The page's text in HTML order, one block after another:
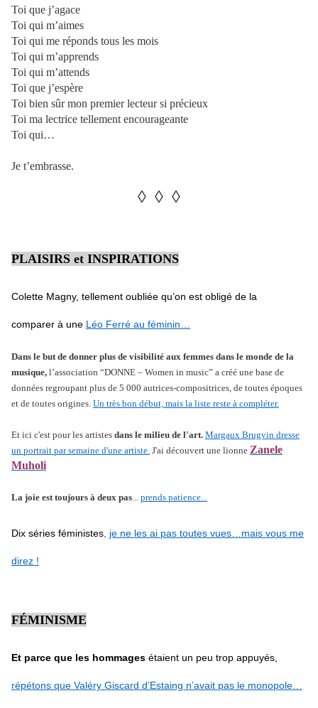
Toi que j’agace
Toi qui m’aimes
Toi qui me réponds tous les mois
Toi qui m’apprends
Toi qui m’attends
Toi que j’espère
Toi bien sûr mon premier lecteur si précieux
Toi ma lectrice tellement encourageante
Toi qui…
Je t’embrasse.
◊ ◊ ◊
PLAISIRS et INSPIRATIONS
Colette Magny, tellement oubliée qu’on est obligé de la
comparer à une Léo Ferré au féminin…
Dans le but de donner plus de visibilité aux femmes dans le monde de la
musique, l’association “DONNE – Women in music” a créé une base de
données regroupant plus de 5 000 autrices-compositrices, de toutes époques
et de toutes origines. Un très bon début, mais la liste reste à compléter.
Et ici c'est pour les artistes dans le milieu de l'art. Margaux Brugvin dresse
un portrait par semaine d'une artiste. J'ai découvert une lionne Zanele
Muholi
La joie est toujours à deux pas prends patience...
Dix séries féministes je ne les ai pas toutes vues…mais vous me
direz !
FÉMINISME
Et parce que les hommages étaient un peu trop appuyés,
répétons que Valéry Giscard d’Estaing n’avait pas le monopole…